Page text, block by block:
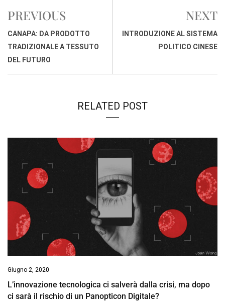
o
o
k
A
p
p
I
n
n
PREVIOUS
CANAPA: DA PRODOTTO
TRADIZIONALE A TESSUTO
DEL FUTURO
NEXT
INTRODUZIONE AL SISTEMA
POLITICO CINESE
RELATED POST
Giugno 2, 2020
L’innovazione tecnologica ci salverà dalla crisi, ma dopo
ci sarà il rischio di un Panopticon Digitale?